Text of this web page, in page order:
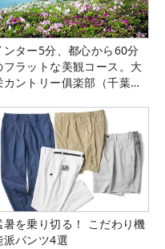
ンター5分、都心から60分
フラットな美観コース。大
カントリー俱楽部（千葉
暑を乗り切る！ こだわり機
派パンツ4選